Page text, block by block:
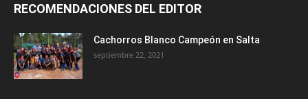
RECOMENDACIONES DEL EDITOR
Cachorros Blanco Campeón en Salta
septiembre 22, 2021